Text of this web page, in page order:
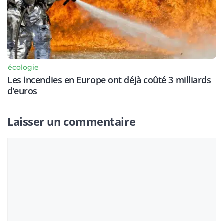
écologie
Les incendies en Europe ont déjà coûté 3 milliards
d’euros
Laisser un commentaire